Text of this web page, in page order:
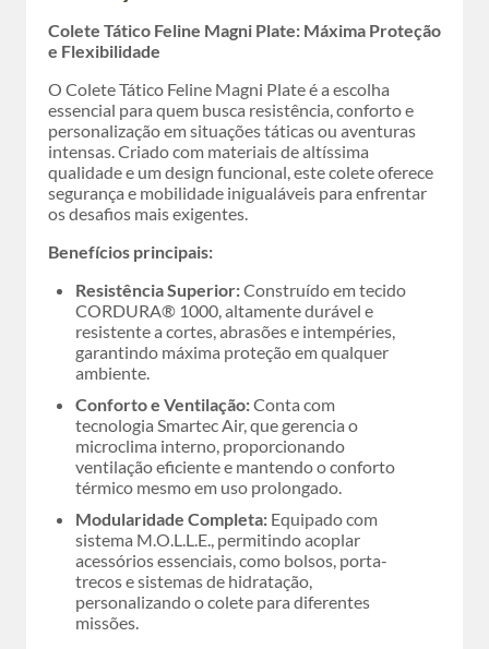
Colete Tático Feline Magni Plate: Máxima Proteção
e Flexibilidade
O Colete Tático Feline Magni Plate é a escolha
essencial para quem busca resistência, conforto e
personalização em situações táticas ou aventuras
intensas. Criado com materiais de altíssima
qualidade e um design funcional, este colete oferece
segurança e mobilidade inigualáveis para enfrentar
os desafios mais exigentes.
Benefícios principais:
Resistência Superior:Construído em tecido
CORDURA® 1000, altamente durável e
resistente a cortes, abrasões e intempéries,
garantindo máxima proteção em qualquer
ambiente.
Conforto e Ventilação:Conta com
tecnologia Smartec Air, que gerencia o
microclima interno, proporcionando
ventilação eficiente e mantendo o conforto
térmico mesmo em uso prolongado.
Modularidade Completa: Equipado com
sistema M.O.L.L.E., permitindo acoplar
acessórios essenciais, como bolsos, porta-
trecos e sistemas de hidratação,
personalizando o colete para diferentes
missões.